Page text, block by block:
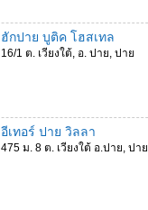
ฮักปาย บูติค โฮสเทล
16/1 ต. เวียงใต้, อ. ปาย, ปาย
อีเทอร์ ปาย วิลลา
475 ม. 8 ต. เวียงใต้ อ.ปาย, ปาย